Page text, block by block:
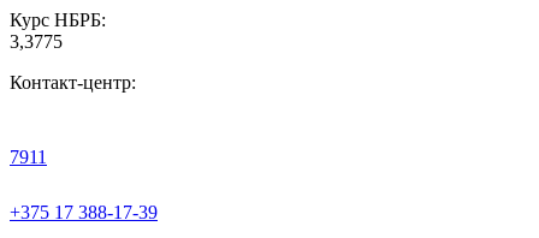
Курс НБРБ:
3,3775
Контакт-центр:
7911
+375 17 388-17-39